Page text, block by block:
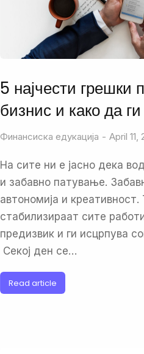
5 најчести грешки
бизнис и како да
Финансиска едукација April 11,
На сите ни е јасно дека
и забавно патување.
автономија и
стабилизираат сите
предизвик и ги исцрпува
Секој ден се…
Read article